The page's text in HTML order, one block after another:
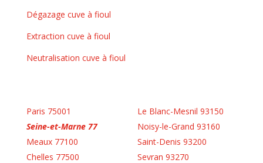
Dégazage cuve à fioul
Extraction cuve à fioul
Neutralisation cuve à fioul
Paris 75001
Seine-et-Marne 77
Meaux 77100
Chelles 77500
Le Blanc-Mesnil 93150
Noisy-le-Grand 93160
Saint-Denis 93200
Sevran 93270